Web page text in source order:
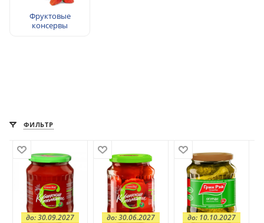
Фруктовые
консервы
ФИЛЬТР
до: 30.09.2027 до: 30.06.2027 до: 10.10.2027